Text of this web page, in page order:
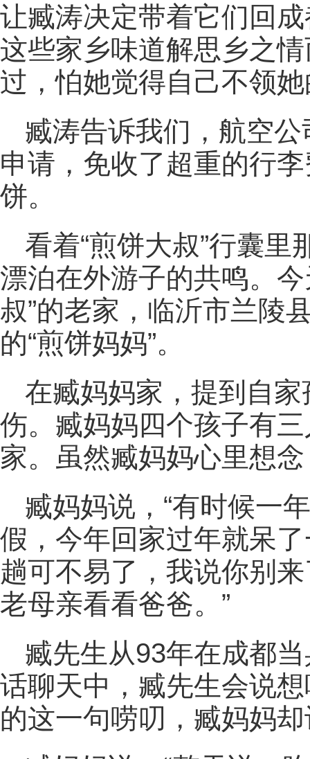
让臧涛决定带着它们回
这些家乡味道解思乡之
过，怕她觉得自己不领她
臧涛告诉我们，航空
申请，免收了超重的行
饼。
看着“煎饼大叔”行囊
漂泊在外游子的共鸣。
叔”的老家，临沂市兰陵
的“煎饼妈妈”。
在臧妈妈家，提到自
伤。臧妈妈四个孩子有
家。虽然臧妈妈心里想
臧妈妈说，“有时候一
假，今年回家过年就呆
趟可不易了，我说你别
老母亲看看爸爸。”
臧先生从93年在成都
话聊天中，臧先生会说
的这一句唠叨，臧妈妈